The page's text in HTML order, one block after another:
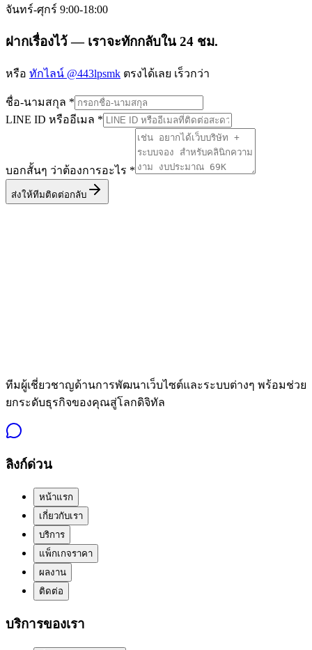
จันทร์-ศุกร์ 9:00-18:00
ฝากเรื่องไว้ — เราจะทักกลับใน 24 ชม.
หรือ ทักไลน์ @443lpsmk ตรงได้เลย เร็วกว่า
ชื่อ-นามสกุล *
LINE ID หรืออีเมล *
บอกสั้นๆ ว่าต้องการอะไร *
ส่งให้ทีมติดต่อกลับ
ทีมผู้เชี่ยวชาญด้านการพัฒนาเว็บไซต์และระบบต่างๆ พร้อมช่วย
ยกระดับธุรกิจของคุณสู่โลกดิจิทัล
ลิงก์ด่วน
หน้าแรก
เกี่ยวกับเรา
บริการ
แพ็กเกจราคา
ผลงาน
ติดต่อ
บริการของเรา